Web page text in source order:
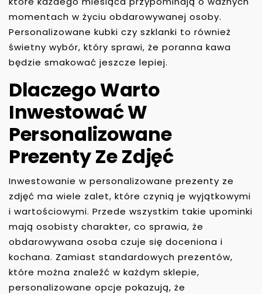
momentach w życiu obdarowywanej osoby.
Personalizowane kubki czy szklanki to również
świetny wybór, który sprawi, że poranna kawa
będzie smakować jeszcze lepiej.
Dlaczego Warto
Inwestować W
Personalizowane
Prezenty Ze Zdjęć
Inwestowanie w personalizowane prezenty ze
zdjęć ma wiele zalet, które czynią je wyjątkowymi
i wartościowymi. Przede wszystkim takie upominki
mają osobisty charakter, co sprawia, że
obdarowywana osoba czuje się doceniona i
kochana. Zamiast standardowych prezentów,
które można znaleźć w każdym sklepie,
personalizowane opcje pokazują, że